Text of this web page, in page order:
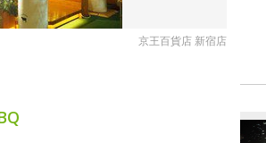
京王百貨店 新宿店